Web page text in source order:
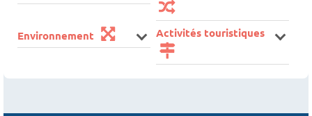
Environnement Activités touristiques